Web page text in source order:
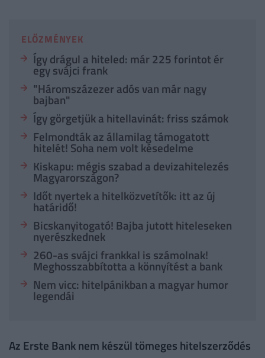
ELŐZMÉNYEK
Így drágul a hiteled: már 225 forintot ér
egy svájci frank
"Háromszázezer adós van már nagy
bajban"
Így görgetjük a hitellavinát: friss számok
Felmondták az államilag támogatott
hitelét! Soha nem volt késedelme
Kiskapu: mégis szabad a devizahitelezés
Magyarországon?
Időt nyertek a hitelközvetítők: itt az új
határidő!
Bicskanyitogató! Bajba jutott hiteleseken
nyerészkednek
260-as svájci frankkal is számolnak!
Meghosszabbította a könnyítést a bank
Nem vicc: hitelpánikban a magyar humor
legendái
Az Erste Bank nem készül tömeges hitelszerződés